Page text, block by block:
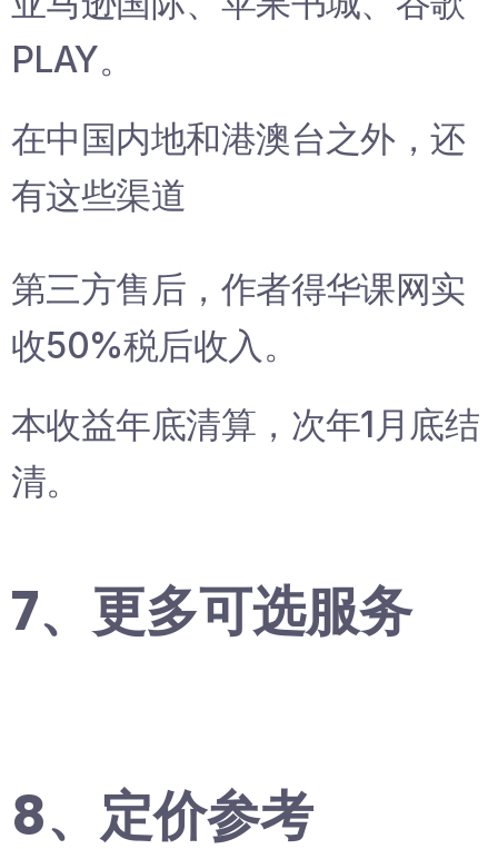
PLAY。
在中国内地和港澳台之外，还
有这些渠道
第三方售后，作者得华课网实
收50%税后收入。
本收益年底清算，次年1月底结
清。
7、更多可选服务
8、定价参考